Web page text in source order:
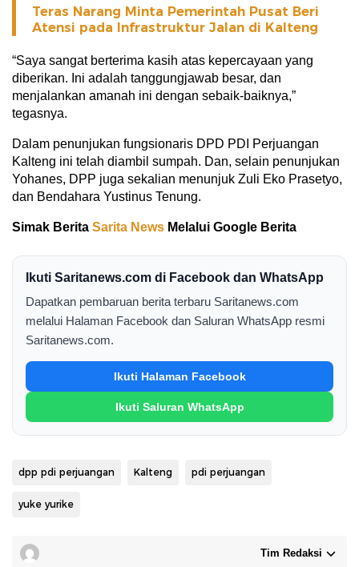
Teras Narang Minta Pemerintah Pusat Beri
Atensi pada Infrastruktur Jalan di Kalteng
“Saya sangat berterima kasih atas kepercayaan yang
diberikan. Ini adalah tanggungjawab besar, dan
menjalankan amanah ini dengan sebaik-baiknya,”
tegasnya.
Dalam penunjukan fungsionaris DPD PDI Perjuangan
Kalteng ini telah diambil sumpah. Dan, selain penunjukan
Yohanes, DPP juga sekalian menunjuk Zuli Eko Prasetyo,
dan Bendahara Yustinus Tenung.
Simak Berita Sarita News Melalui Google Berita
Ikuti Saritanews.com di Facebook dan WhatsApp
Dapatkan pembaruan berita terbaru Saritanews.com
melalui Halaman Facebook dan Saluran WhatsApp resmi
Saritanews.com.
Ikuti Halaman Facebook
Ikuti Saluran WhatsApp
dpp pdi perjuangan Kalteng pdi perjuangan
yuke yurike
Tim Redaksi